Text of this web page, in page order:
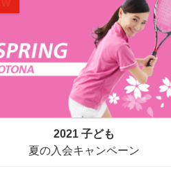
2021 子ども
夏の入会キャンペーン